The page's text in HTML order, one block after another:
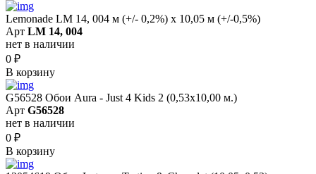
Lemonade LM 14, 004 м (+/- 0,2%) х 10,05 м (+/-0,5%)
Арт LM 14, 004
нет в наличии
0 ₽
В корзину
G56528 Обои Aura - Just 4 Kids 2 (0,53х10,00 м.)
Арт G56528
нет в наличии
0 ₽
В корзину